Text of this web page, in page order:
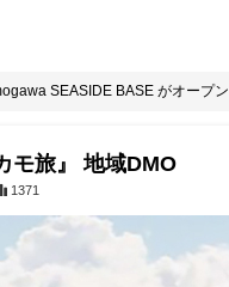
SEASIDE BASE がオープン
モ旅』 地域DMO
1371